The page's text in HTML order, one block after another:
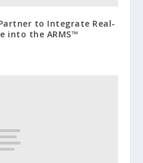
to Integrate Real-
into the ARMS™